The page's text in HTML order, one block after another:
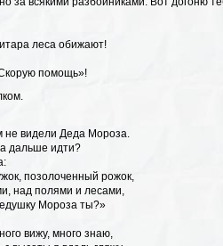
леса обижают!
помощь»!
не видели Деда Мороза.
дальше идти?
позолоченный рожок,
над полями и лесами,
Мороза ты?»
вижу, много знаю,